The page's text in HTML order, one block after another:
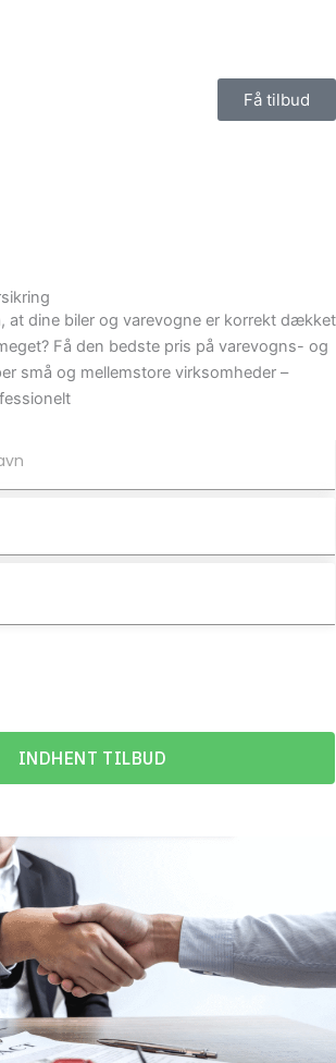
Få tilbud
at dine biler og varevogne er korrekt dækket
Få den bedste pris på varevogns- og
små og mellemstore virksomheder –